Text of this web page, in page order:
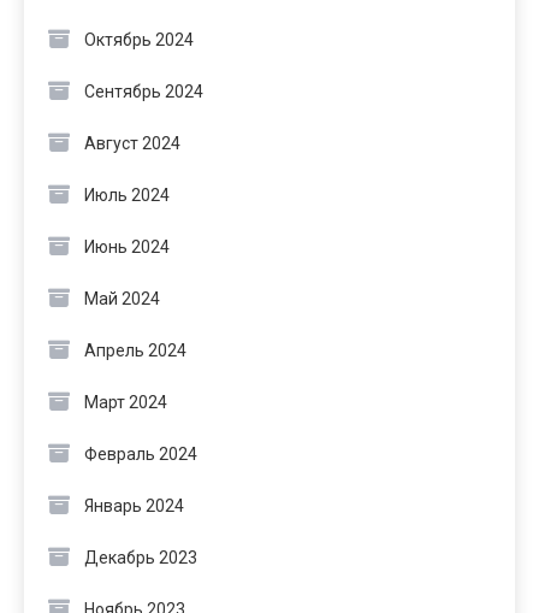
Октябрь 2024
Сентябрь 2024
Август 2024
Июль 2024
Июнь 2024
Май 2024
Апрель 2024
Март 2024
Февраль 2024
Январь 2024
Декабрь 2023